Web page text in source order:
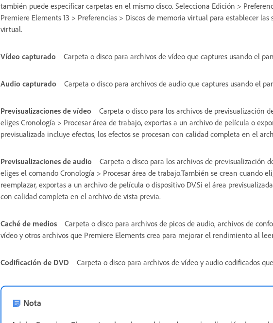
también puede especificar carpetas en el mismo disco. Selecciona Edición >
Premiere Elements 13 > Preferencias > Discos de memoria virtual para establecer
virtual.
Vídeo capturado Carpeta o disco para archivos de vídeo que captures usando el
Audio capturado Carpeta o disco para archivos de audio que captures usando el
Previsualizaciones de vídeo
Carpeta o disco para los archivos de previsualización
eliges Cronología > Procesar área de trabajo, exportas a un archivo de película o
previsualizada incluye efectos, los efectos se procesan con calidad completa en el
Previsualizaciones de audio
Carpeta o disco para los archivos de previsualización
eliges el comando Cronología > Procesar área de trabajo.También se crean cuando
reemplazar, exportas a un archivo de película o dispositivo DV.Si el área
con calidad completa en el archivo de vista previa.
Caché de medios
Carpeta o disco para archivos de picos de audio, archivos de
vídeo y otros archivos que Premiere Elements crea para mejorar el rendimiento al
Codificación de DVD Carpeta o disco para archivos de vídeo y audio codificados
Nota